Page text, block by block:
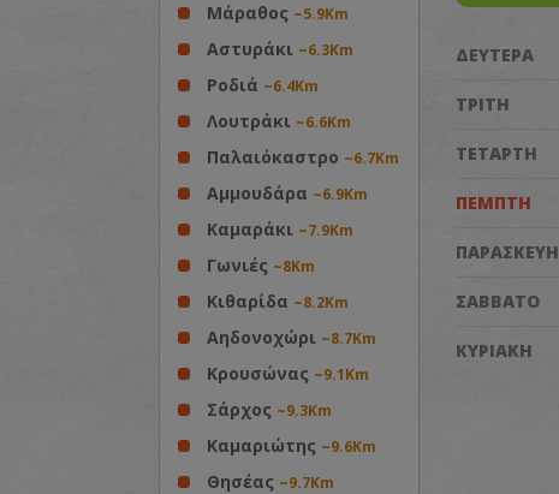
Μάραθος ~5.9Km
Αστυράκι ~6.3Km
Ροδιά ~6.4Km
Λουτράκι ~6.6Km
Παλαιόκαστρο ~6.7Km
Αμμουδάρα ~6.9Km
Καμαράκι ~7.9Km
Γωνιές ~8Km
Κιθαρίδα ~8.2Km
Αηδονοχώρι ~8.7Km
Κρουσώνας ~9.1Km
Σάρχος ~9.3Km
Καμαριώτης ~9.6Km
Θησέας ~9.7Km
ΔΕΥΤΕΡΑ
ΤΡΙΤΗ
ΤΕΤΑΡΤΗ
ΠΕΜΠΤΗ
ΠΑΡΑΣΚΕΥΗ
ΣΑΒΒΑΤΟ
ΚΥΡΙΑΚΗ